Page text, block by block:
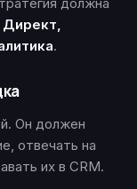
Директ,
.
Он должен
отвечать на
их в CRM.